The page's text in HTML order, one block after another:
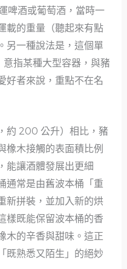
啤酒或葡萄酒，當時一
載的重量（聽起來有點
另一種說法是，這個單
指某種大型容器，與豬
好者來說，重點不在名
約 200 公升）相比，豬
橡木接觸的表面積比例
能讓酒體發展出更細
通常是由舊波本桶「重
拼裝，並加入新的烘
樣既能保留波本桶的香
木的辛香與甜味。這正
既熟悉又陌生」的絕妙